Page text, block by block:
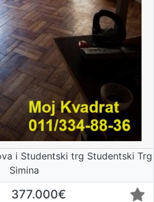
i Studentski trg Studentski Trg
Simina
377.000€